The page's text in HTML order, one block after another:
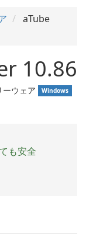
aTube
10.86
ーウェア Windows
も安全